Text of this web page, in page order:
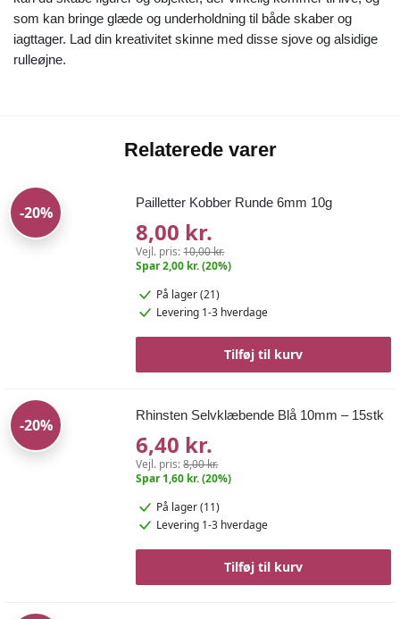
som kan bringe glæde og underholdning til både skaber og
iagttager. Lad din kreativitet skinne med disse sjove og alsidige
rulleøjne.
Relaterede varer
-20%
Pailletter Kobber Runde 6mm 10g
8,00 kr.
Vejl. pris:10,00 kr.
Spar 2,00 kr. (20%)
På lager (21)
Levering 1-3 hverdage
Tilføj til kurv
-20%
Rhinsten Selvklæbende Blå 10mm – 15stk
6,40 kr.
Vejl. pris:8,00 kr.
Spar 1,60 kr. (20%)
På lager (11)
Levering 1-3 hverdage
Tilføj til kurv